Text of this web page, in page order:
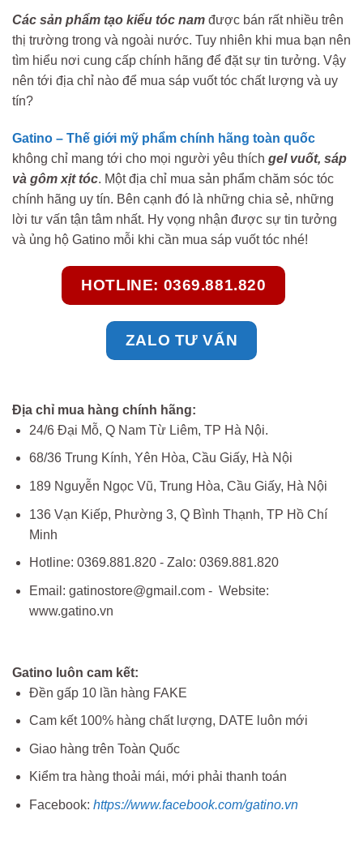
Các sản phẩm tạo kiểu tóc nam được bán rất nhiều trên
thị trường trong và ngoài nước. Tuy nhiên khi mua bạn nên
tìm hiểu nơi cung cấp chính hãng để đặt sự tin tưởng. Vậy
nên tới địa chỉ nào để mua sáp vuốt tóc chất lượng và uy
tín?
Gatino – Thế giới mỹ phẩm chính hãng toàn quốc
không chỉ mang tới cho mọi người yêu thích gel vuốt, sáp
và gôm xịt tóc. Một địa chỉ mua sản phẩm chăm sóc tóc
chính hãng uy tín. Bên cạnh đó là những chia sẻ, những
lời tư vấn tận tâm nhất. Hy vọng nhận được sự tin tưởng
và ủng hộ Gatino mỗi khi cần mua sáp vuốt tóc nhé!
HOTLINE: 0369.881.820
ZALO TƯ VẤN
Địa chỉ mua hàng chính hãng:
24/6 Đại Mỗ, Q Nam Từ Liêm, TP Hà Nội.
68/36 Trung Kính, Yên Hòa, Cầu Giấy, Hà Nội
189 Nguyễn Ngọc Vũ, Trung Hòa, Cầu Giấy, Hà Nội
136 Vạn Kiếp, Phường 3, Q Bình Thạnh, TP Hồ Chí
Minh
Hotline: 0369.881.820 - Zalo: 0369.881.820
Email: gatinostore@gmail.com - Website:
www.gatino.vn
Gatino luôn cam kết:
Đền gấp 10 lần hàng FAKE
Cam kết 100% hàng chất lượng, DATE luôn mới
Giao hàng trên Toàn Quốc
Kiểm tra hàng thoải mái, mới phải thanh toán
Facebook: https://www.facebook.com/gatino.vn